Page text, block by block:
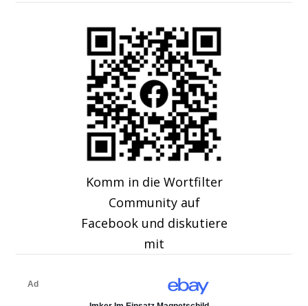
Komm in die Wortfilter
Community auf
Facebook und diskutiere
mit